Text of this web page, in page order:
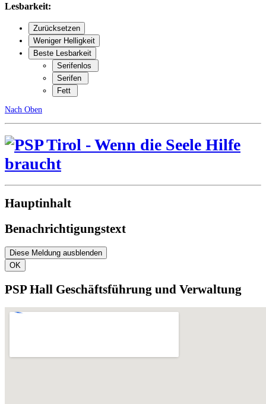
Lesbarkeit:
Zurücksetzen
Weniger Helligkeit
Beste Lesbarkeit
Serifenlos
Serifen
Fett
Nach Oben
Hauptinhalt
Benachrichtigungstext
Diese Meldung ausblenden
OK
PSP Hall Geschäftsführung und Verwaltung